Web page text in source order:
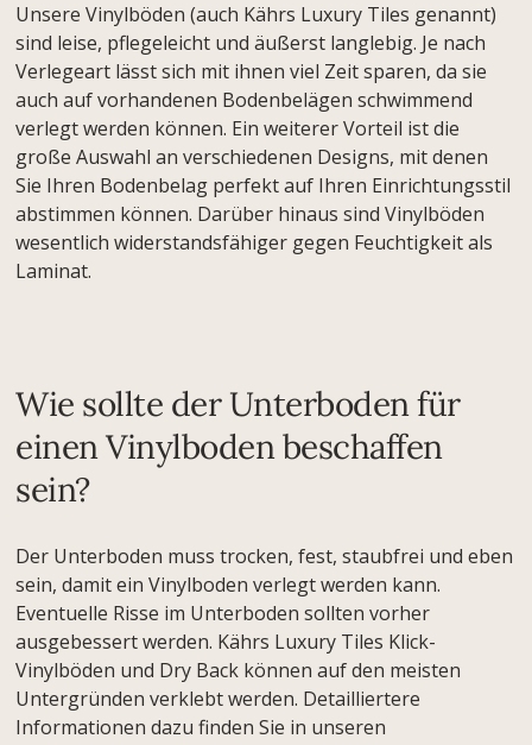
Unsere Vinylböden (auch Kährs Luxury Tiles genannt)
sind leise, pflegeleicht und äußerst langlebig. Je nach
Verlegeart lässt sich mit ihnen viel Zeit sparen, da sie
auch auf vorhandenen Bodenbelägen schwimmend
verlegt werden können. Ein weiterer Vorteil ist die
große Auswahl an verschiedenen Designs, mit denen
Sie Ihren Bodenbelag perfekt auf Ihren Einrichtungsstil
abstimmen können. Darüber hinaus sind Vinylböden
wesentlich widerstandsfähiger gegen Feuchtigkeit als
Laminat.
Wie sollte der Unterboden für
einen Vinylboden beschaffen
sein?
Der Unterboden muss trocken, fest, staubfrei und eben
sein, damit ein Vinylboden verlegt werden kann.
Eventuelle Risse im Unterboden sollten vorher
ausgebessert werden. Kährs Luxury Tiles Klick-
Vinylböden und Dry Back können auf den meisten
Untergründen verklebt werden. Detailliertere
Informationen dazu finden Sie in unseren